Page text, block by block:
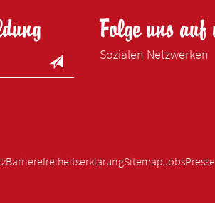
Folge uns auf
Sozialen Netzwerken
BarrierefreiheitserklärungSitemapJobsPresse